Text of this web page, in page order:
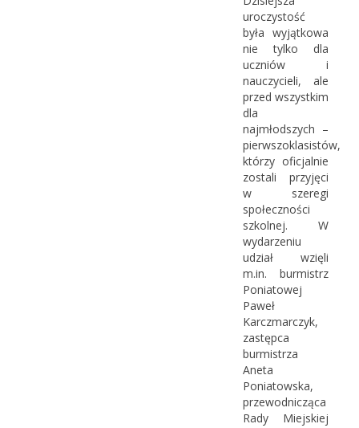
uroczystość
była wyjątkowa
nie tylko dla
uczniów i
nauczycieli, ale
przed wszystkim
dla
najmłodszych –
pierwszoklasistów,
którzy oficjalnie
zostali przyjęci
w szeregi
społeczności
szkolnej. W
wydarzeniu
udział wzięli
m.in. burmistrz
Poniatowej
Paweł
Karczmarczyk,
zastępca
burmistrza
Aneta
Poniatowska,
przewodnicząca
Rady Miejskiej